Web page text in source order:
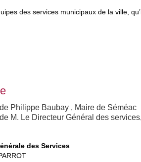
des services municipaux de la ville,
Philippe Baubay , Maire de Séméac
M. Le Directeur Général des
des Services